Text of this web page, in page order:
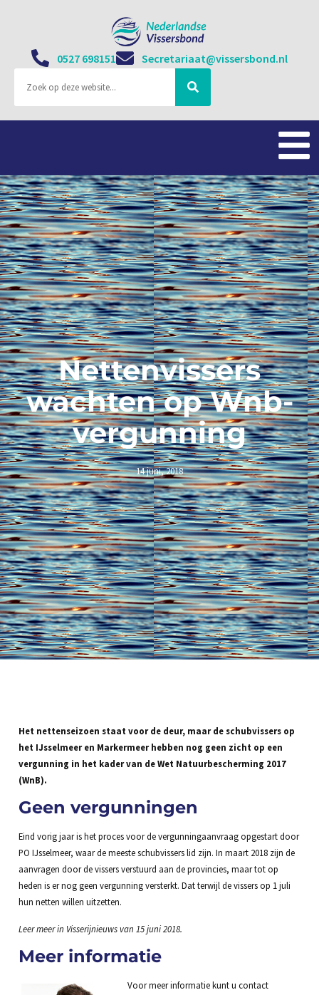
0527 698151 Secretariaat@vissersbond.nl
Nettenvissers
wachten op Wnb-
vergunning
14 juni, 2018
Het nettenseizoen staat voor de deur, maar de schubvissers op
het IJsselmeer en Markermeer hebben nog geen zicht op een
vergunning in het kader van de Wet Natuurbescherming 2017
(WnB).
Geen vergunningen
Eind vorig jaar is het proces voor de vergunningaanvraag opgestart door
PO IJsselmeer, waar de meeste schubvissers lid zijn. In maart 2018 zijn de
aanvragen door de vissers verstuurd aan de provincies, maar tot op
heden is er nog geen vergunning versterkt. Dat terwijl de vissers op 1 juli
hun netten willen uitzetten.
Leer meer in Visserijnieuws van 15 juni 2018.
Meer informatie
Voor meer informatie kunt u contact